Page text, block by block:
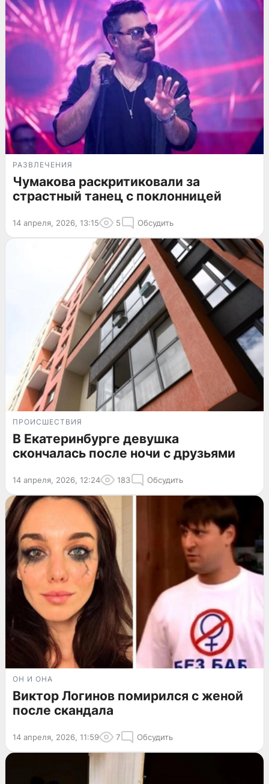
РАЗВЛЕЧЕНИЯ
Чумакова раскритиковали за
страстный танец с поклонницей
14 апреля, 2026, 13:15 5 Обсудить
ПРОИСШЕСТВИЯ
В Екатеринбурге девушка
скончалась после ночи с друзьями
14 апреля, 2026, 12:24 183 Обсудить
ОН И ОНА
Виктор Логинов помирился с женой
после скандала
14 апреля, 2026, 11:59 7 Обсудить